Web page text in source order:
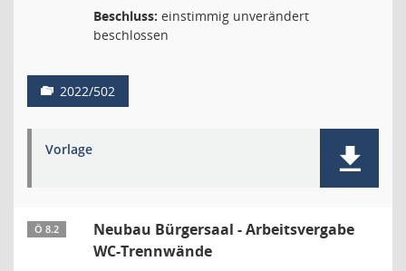
Beschluss: einstimmig unverändert
beschlossen
2022/502
Vorlage
Ö 8.2
Neubau Bürgersaal - Arbeitsvergabe
WC-Trennwände